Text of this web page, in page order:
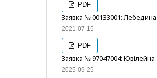
PDF
Заявка № 00133001: Лебедина
2021-07-15
PDF
Заявка № 97047004: Ювілейна
2025-09-25